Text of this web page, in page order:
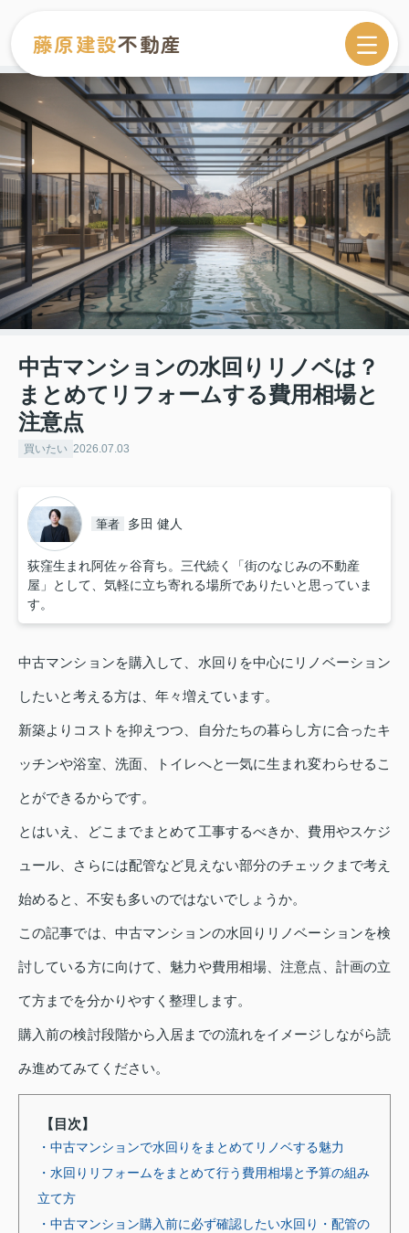
藤原建設不動産
中古マンションの水回りリノベは？
まとめてリフォームする費用相場と
注意点
買いたい 2026.07.03
筆者 多田 健人
荻窪生まれ阿佐ヶ谷育ち。三代続く「街のなじみの不動産
屋」として、気軽に立ち寄れる場所でありたいと思っていま
す。
中古マンションを購入して、水回りを中心にリノベーション
したいと考える方は、年々増えています。
新築よりコストを抑えつつ、自分たちの暮らし方に合ったキ
ッチンや浴室、洗面、トイレへと一気に生まれ変わらせるこ
とができるからです。
とはいえ、どこまでまとめて工事するべきか、費用やスケジ
ュール、さらには配管など見えない部分のチェックまで考え
始めると、不安も多いのではないでしょうか。
この記事では、中古マンションの水回りリノベーションを検
討している方に向けて、魅力や費用相場、注意点、計画の立
て方までを分かりやすく整理します。
購入前の検討段階から入居までの流れをイメージしながら読
み進めてみてください。
【目次】
・中古マンションで水回りをまとめてリノベする魅力
・水回りリフォームをまとめて行う費用相場と予算の組み
立て方
・中古マンション購入前に必ず確認したい水回り・配管の